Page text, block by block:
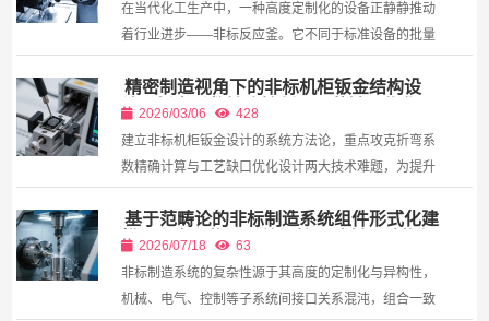
在当代化工生产中，一种高度定制化的设备正静静推动
着行业进步——非标反应釜。它不同于标准设备的批量
从石油冶炼到药品合成，从材料研制到食品加工，非标
反...
精密制造视角下的非标机柜钣金结构设
计：折弯系数精确控制与工艺缺口优化研
究
2026/03/06
428
建立非标机柜钣金设计的系统方法论，重点攻克折弯系
数精确计算与工艺缺口优化设计两大技术难题，为提升
基于范畴论的非标制造系统组件形式化建
模：面向异构子系统间接口映射与结构保
持的代数方法
2026/07/18
63
非标制造系统的复杂性源于其高度的定制化与异构性，
机械、电气、控制等子系统间接口关系混沌，组合一致